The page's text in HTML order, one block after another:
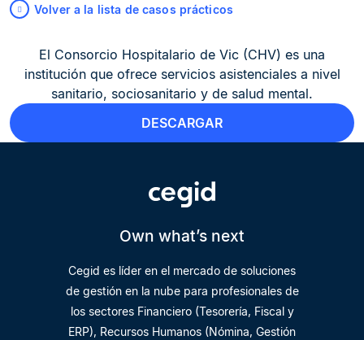
Volver a la lista de casos prácticos
El Consorcio Hospitalario de Vic (CHV) es una
institución que ofrece servicios asistenciales a nivel
sanitario, sociosanitario y de salud mental.
DESCARGAR
Own what’s next
Cegid es líder en el mercado de soluciones
de gestión en la nube para profesionales de
los sectores Financiero (Tesorería, Fiscal y
ERP), Recursos Humanos (Nómina, Gestión